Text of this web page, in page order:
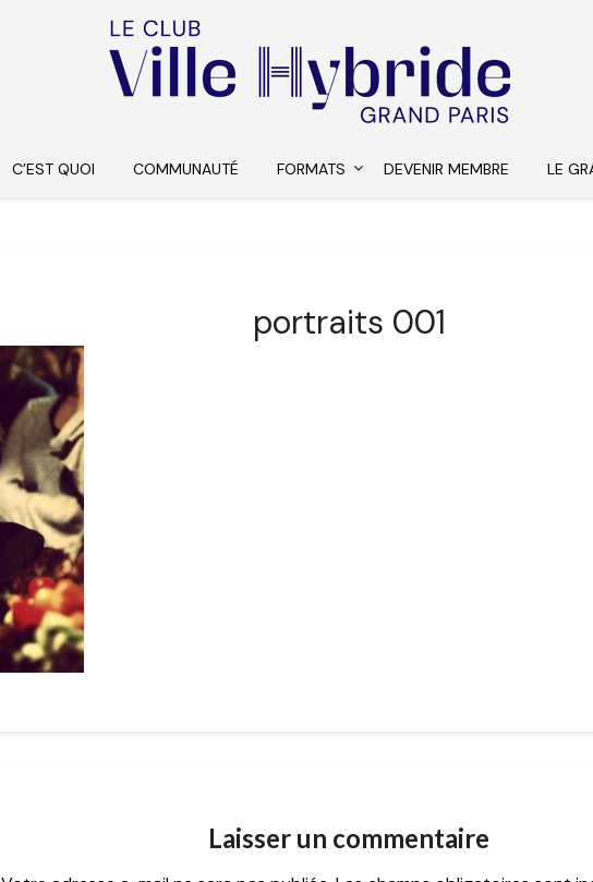
C’EST QUOI COMMUNAUTÉ FORMATS DEVENIR MEMBRE LE
portraits 001
Laisser un commentaire